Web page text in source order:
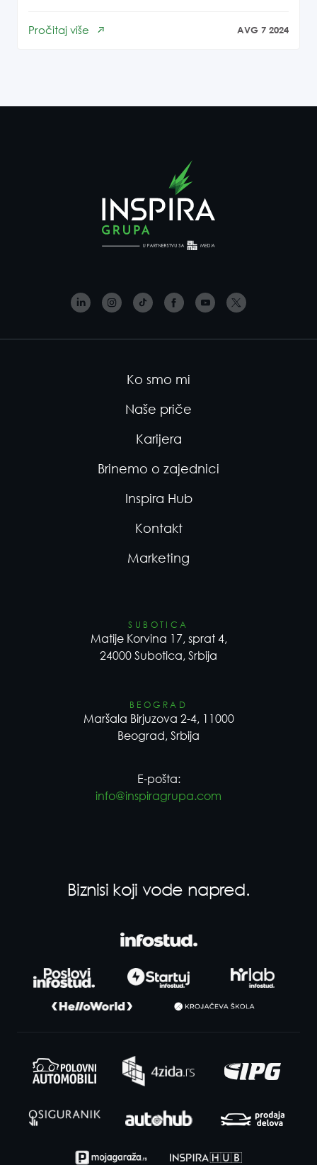
Pročitaj više AVG 7 2024
Ko smo mi
Naše priče
Karijera
Brinemo o zajednici
Inspira Hub
Kontakt
Marketing
SUBOTICA
Matije Korvina 17, sprat 4,
24000 Subotica, Srbija
BEOGRAD
Maršala Birjuzova 2-4, 11000
Beograd, Srbija
E-pošta:
info@inspiragrupa.com
Biznisi koji vode napred.